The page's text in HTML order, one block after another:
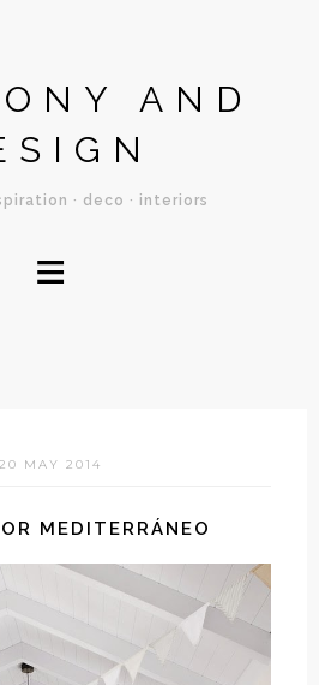
AND
· deco · interiors
≡
20 MAY 2014
MEDITERRÁNEO